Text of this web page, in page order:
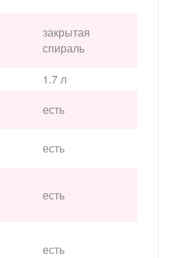
закрытая
спираль
1.7 л
есть
есть
есть
есть